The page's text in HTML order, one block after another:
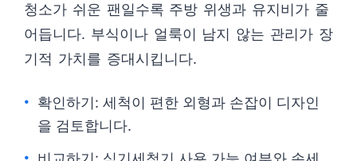
청소가 쉬운 팬일수록 주방 위생과 유지비가 줄
어듭니다. 부식이나 얼룩이 남지 않는 관리가 장
기적 가치를 증대시킵니다.
확인하기: 세척이 편한 외형과 손잡이 디자인
을 검토합니다.